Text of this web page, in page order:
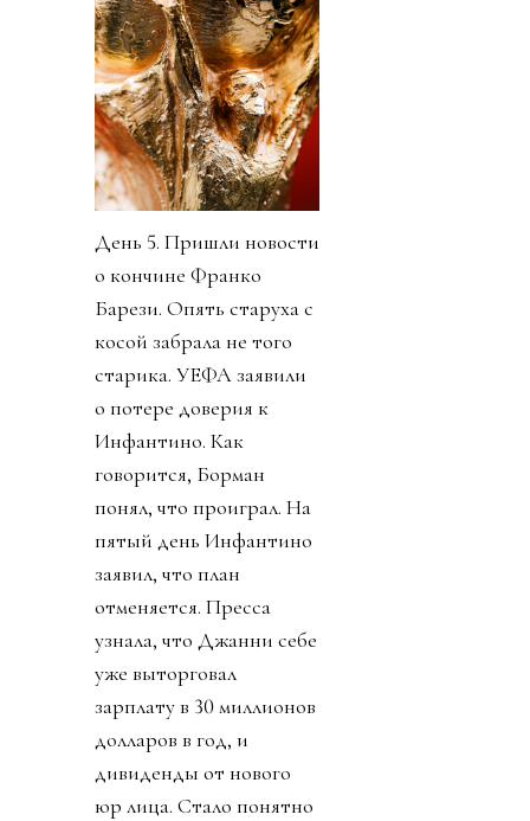
День 5. Пришли новости
о кончине Франко
Барези. Опять старуха с
косой забрала не того
старика. УЕФА заявили
о потере доверия к
Инфантино. Как
говорится, Борман
понял, что проиграл. На
пятый день Инфантино
заявил, что план
отменяется. Пресса
узнала, что Джанни себе
уже выторговал
зарплату в 30 миллионов
долларов в год, и
дивиденды от нового
юр лица. Стало понятно